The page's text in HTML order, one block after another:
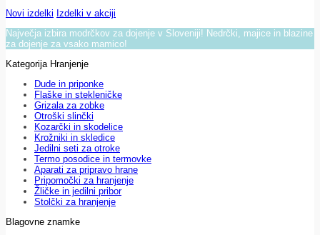
Novi izdelki Izdelki v akciji
Največja izbira modrčkov za dojenje v Sloveniji! Nedrčki, majice in blazine
za dojenje za vsako mamico!
Kategorija Hranjenje
Dude in priponke
Flaške in stekleničke
Grizala za zobke
Otroški slinčki
Kozarčki in skodelice
Krožniki in skledice
Jedilni seti za otroke
Termo posodice in termovke
Aparati za pripravo hrane
Pripomočki za hranjenje
Žličke in jedilni pribor
Stolčki za hranjenje
Blagovne znamke